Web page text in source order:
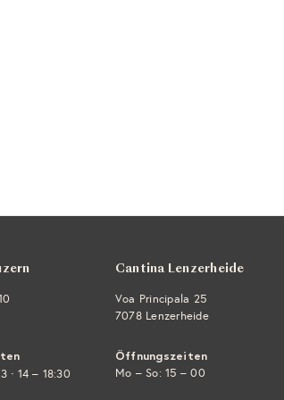
· 14 – 18:30
Cantina Lenzerheide
Voa Principala 25
7078 Lenzerheide
Öffnungszeiten
Mo – So: 15 – 00